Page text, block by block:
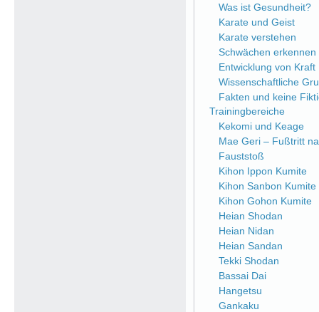
Was ist Gesundheit?
Karate und Geist
Karate verstehen
Schwächen erkennen
Entwicklung von Kraft
Wissenschaftliche
Fakten und keine
Trainingbereiche
Kekomi und Keage
Mae Geri – Fußtritt
Fauststoß
Kihon Ippon Kumite
Kihon Sanbon Kumite
Kihon Gohon Kumite
Heian Shodan
Heian Nidan
Heian Sandan
Tekki Shodan
Bassai Dai
Hangetsu
Gankaku